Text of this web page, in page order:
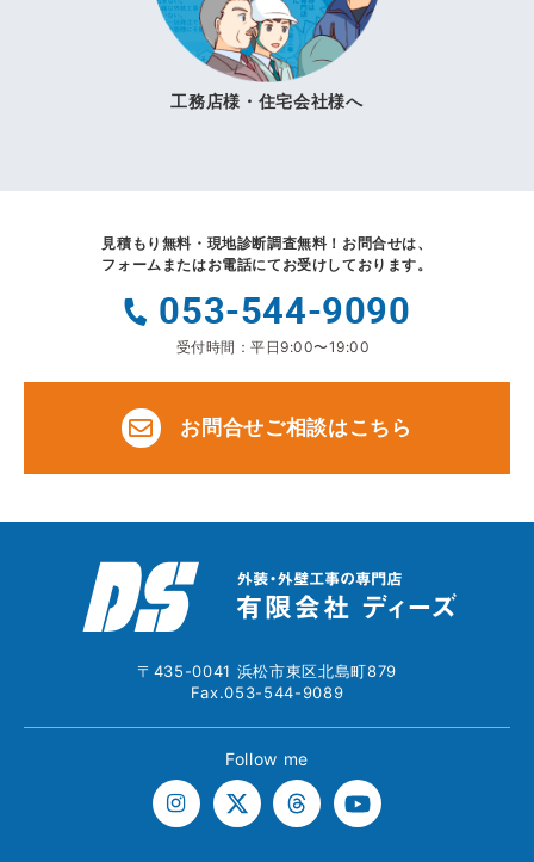
工務店様・住宅会社様へ
見積もり無料・現地診断調査無料！ お問合せは、
フォームまたはお電話にてお受けしております。
053-544-9090
受付時間：平日9:00〜19:00
お問合せご相談はこちら
〒435-0041 浜松市東区北島町879
Fax.053-544-9089
Follow me